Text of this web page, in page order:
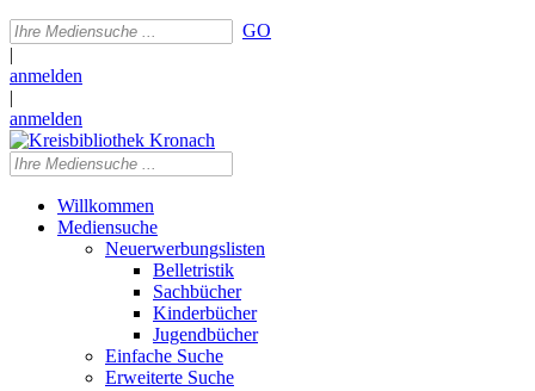
GO
|
anmelden
|
anmelden
Willkommen
Mediensuche
Neuerwerbungslisten
Belletristik
Sachbücher
Kinderbücher
Jugendbücher
Einfache Suche
Erweiterte Suche